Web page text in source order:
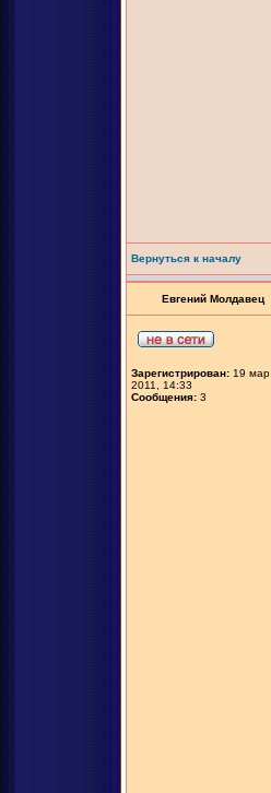
Вернуться к началу
Евгений Молдавец
Зарегистрирован: 19 мар
2011, 14:33
Сообщения: 3